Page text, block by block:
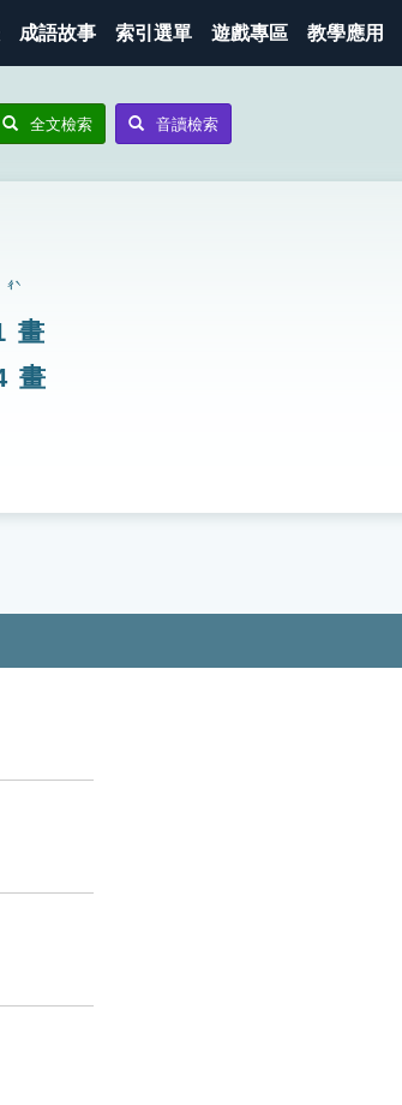
成語故事 索引選單 遊戲專區 教學應用
全文檢索 音讀檢索
ㄔˋ
畫
畫